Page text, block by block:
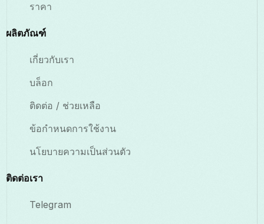
ราคา
ผลิตภัณฑ์
เกี่ยวกับเรา
บล็อก
ติดต่อ / ช่วยเหลือ
ข้อกำหนดการใช้งาน
นโยบายความเป็นส่วนตัว
ติดต่อเรา
Telegram